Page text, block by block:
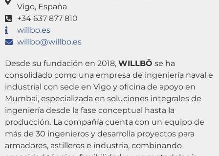
Vigo, España
+34 637 877 810
willbo.es
willbo@willbo.es
Desde su fundación en 2018, WILLBÖ se ha
consolidado como una empresa de ingeniería naval e
industrial con sede en Vigo y oficina de apoyo en
Mumbai, especializada en soluciones integrales de
ingeniería desde la fase conceptual hasta la
producción. La compañía cuenta con un equipo de
más de 30 ingenieros y desarrolla proyectos para
armadores, astilleros e industria, combinando